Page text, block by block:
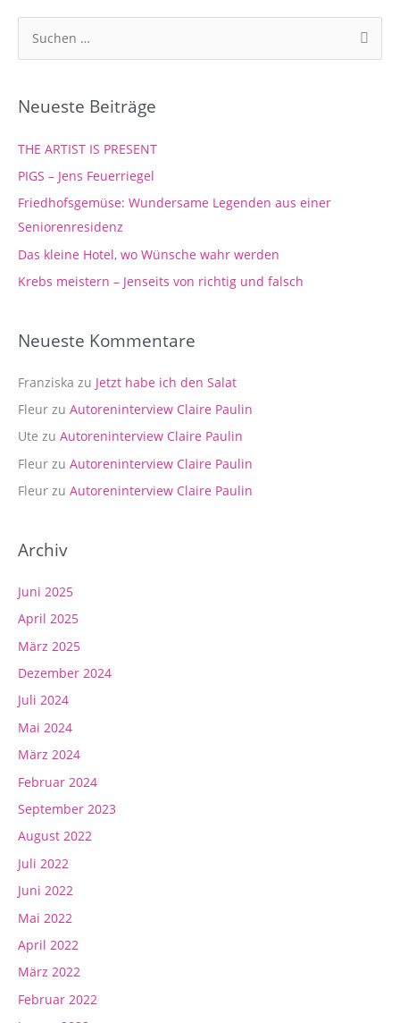
u
h
n
a
c
h
:
Neueste Beiträge
THE ARTIST IS PRESENT
PIGS – Jens Feuerriegel
Friedhofsgemüse: Wundersame Legenden aus einer
Seniorenresidenz
Das kleine Hotel, wo Wünsche wahr werden
Krebs meistern – Jenseits von richtig und falsch
Neueste Kommentare
Franziska zu Jetzt habe ich den Salat
Fleur zu Autoreninterview Claire Paulin
Ute zu Autoreninterview Claire Paulin
Fleur zu Autoreninterview Claire Paulin
Fleur zu Autoreninterview Claire Paulin
Archiv
Juni 2025
April 2025
März 2025
Dezember 2024
Juli 2024
Mai 2024
März 2024
Februar 2024
September 2023
August 2022
Juli 2022
Juni 2022
Mai 2022
April 2022
März 2022
Februar 2022